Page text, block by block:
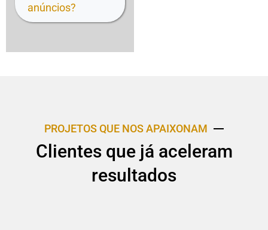
anúncios?
PROJETOS QUE NOS APAIXONAM
Clientes que já aceleram
resultados